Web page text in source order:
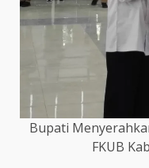
Bupati
FKUB